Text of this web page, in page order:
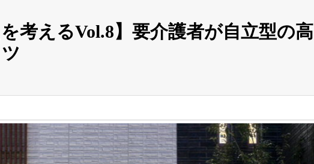
を考えるVol.8】要介護者が自立型の高